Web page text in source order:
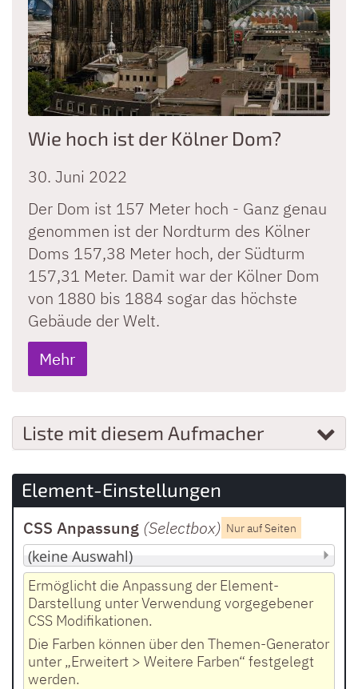
Wie hoch ist der Kölner Dom?
30. Juni 2022
Der Dom ist 157 Meter hoch - Ganz genau
genommen ist der Nordturm des Kölner
Doms 157,38 Meter hoch, der Südturm
157,31 Meter. Damit war der Kölner Dom
von 1880 bis 1884 sogar das höchste
Gebäude der Welt.
Mehr
Liste mit diesem Aufmacher
Element-Einstellungen
CSS Anpassung (Selectbox) Nur auf Seiten
Ermöglicht die Anpassung der Element-
Darstellung unter Verwendung vorgegebener
CSS Modifikationen.
Die Farben können über den Themen-Generator
unter „Erweitert > Weitere Farben“ festgelegt
werden.